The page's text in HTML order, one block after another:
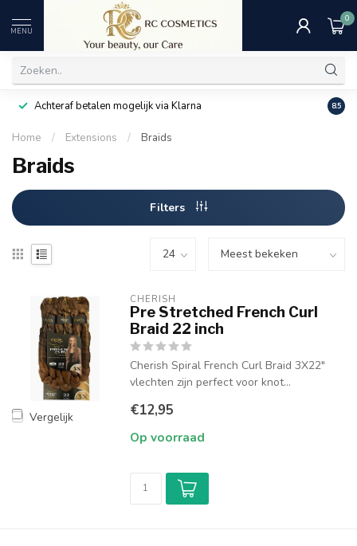
MENU
0
Achteraf betalen mogelijk via Klarna 8.5
Home / Extensions / Braids
Braids
Filters
Vergelijk
CHERISH
Pre Stretched French Curl
Braid 22 inch
Cherish Spiral French Curl Braid 3X22"
vlechten zijn perfect voor knot...
€12,95
Op voorraad